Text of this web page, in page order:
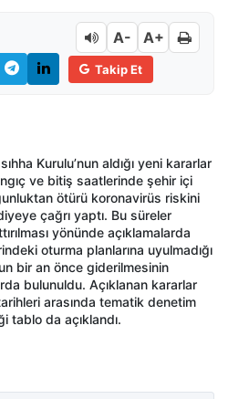
A- A+
Takip Et
Kurulu’nun aldığı yeni kararlar
ve bitiş saatlerinde şehir içi
ötürü koronavirüs riskini
çağrı yaptı. Bu süreler
yönünde açıklamalarda
oturma planlarına uyulmadığı
bir an önce giderilmesinin
bulunuldu. Açıklanan kararlar
arasında tematik denetim
tablo da açıklandı.